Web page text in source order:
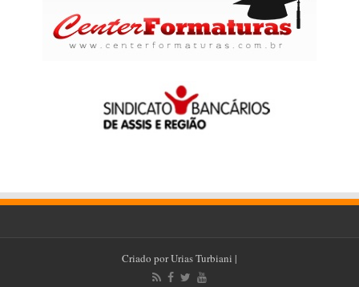
Criado porUrias Turbiani |